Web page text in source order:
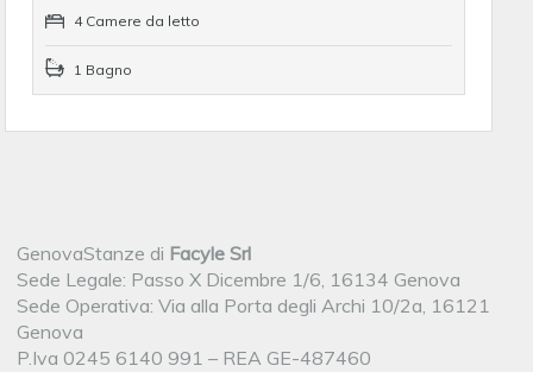
4 Camere da letto
1 Bagno
GenovaStanze di Facyle Srl
Sede Legale: Passo X Dicembre 1/6, 16134 Genova
Sede Operativa: Via alla Porta degli Archi 10/2a, 16121
Genova
P.Iva 0245 6140 991 – REA GE-487460